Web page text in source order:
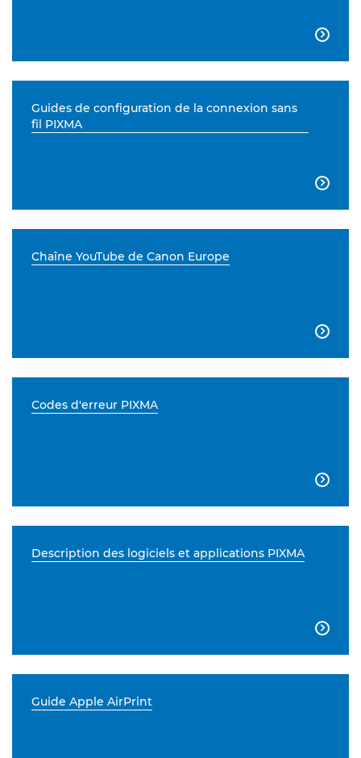

Guides de configuration de la connexion sans
fil PIXMA

Chaîne YouTube de Canon Europe

Codes d'erreur PIXMA

Description des logiciels et applications PIXMA

Guide Apple AirPrint